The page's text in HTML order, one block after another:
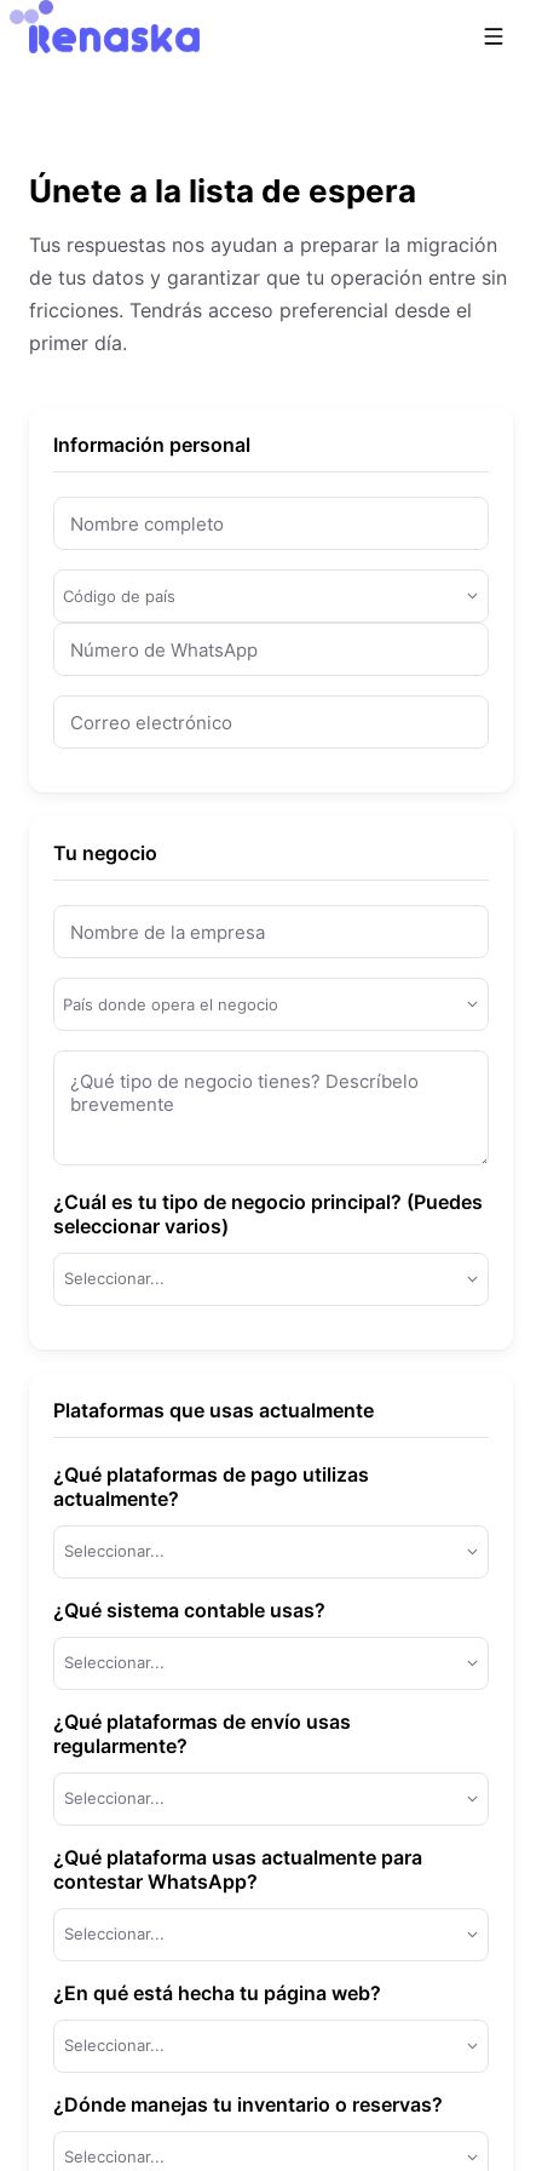
Únete a la lista de espera
Tus respuestas nos ayudan a preparar la migración
de tus datos y garantizar que tu operación entre sin
fricciones. Tendrás acceso preferencial desde el
primer día.
Información personal
Nombre completo
—
Código de país
Número de WhatsApp
Correo electrónico
Tu negocio
Nombre de la empresa
—
País donde opera el negocio
¿Qué tipo de negocio tienes? Descríbelo
brevemente
¿Cuál es tu tipo de negocio principal? (Puedes
seleccionar varios)
Seleccionar...
Plataformas que usas actualmente
¿Qué plataformas de pago utilizas
actualmente?
Seleccionar...
¿Qué sistema contable usas?
Seleccionar...
¿Qué plataformas de envío usas
regularmente?
Seleccionar...
¿Qué plataforma usas actualmente para
contestar WhatsApp?
Seleccionar...
¿En qué está hecha tu página web?
Seleccionar...
¿Dónde manejas tu inventario o reservas?
Seleccionar...